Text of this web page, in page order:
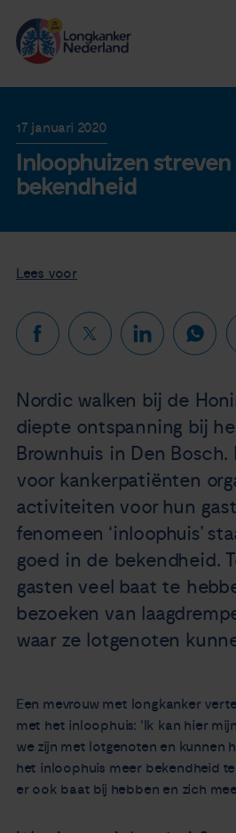
Nieuws
Agenda
Over ons
Zorgverleners
Contact
Longkanker
Leven met
Thymuskankers
Steun ons
17 januari 2020
Inloophuizen
bekendheid
Lees voor
Nordic walken bij de
diepte ontspanning bij
Brownhuis in Den Bosch.
voor kankerpatiënten
activiteiten voor hun
fenomeen ‘inloophuis’
goed in de bekendheid.
gasten veel baat te
bezoeken van
waar ze lotgenoten kunn
Een mevrouw met longkanker
met het inloophuis: 'Ik kan hier
we zijn met lotgenoten en kunnen
het inloophuis meer bekendheid
er ook baat bij hebben en zich